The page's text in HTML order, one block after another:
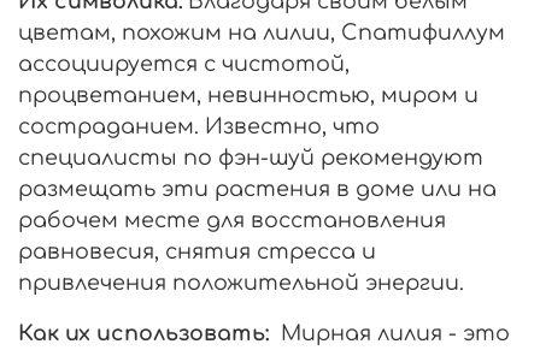
цветам, похожим на лилии, Спатифиллум
ассоциируется с чистотой,
процветанием, невинностью, миром и
состраданием. Известно, что
специалисты по фэн-шуй рекомендуют
размещать эти растения в доме или на
рабочем месте для восстановления
равновесия, снятия стресса и
привлечения положительной энергии.
Как их использовать: Мирная лилия - это